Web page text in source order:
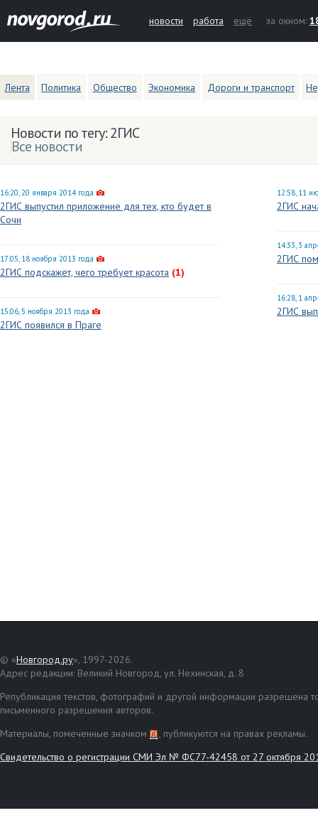
новости работа ещё за окном:
Лента Политика Общество Экономика Дороги и транспорт
Новости по тегу: 2ГИС
Все новости
16:20, 20 января 2014 года
2ГИС выпустил приложение для тех, кто будет в
Сочи
17:05, 18 ноября 2013 года
2ГИС подскажет, чего требует красота (1)
15:06, 5 ноября 2013 года
2ГИС появился в Праге
12:58, 11
2ГИС
14:33, 3
2ГИС
16:28, 1
2ГИС
© «Новгород.ру», 1997-2026.
Адрес редакции: Великий Новгород, ул. Нехинская, д. 8
Републикация текстов, фотографий и другой информации разрешена
письменного разрешения авторов.
Материалы, помеченные значком
, публикуются на правах рекламы.
Свидетельство о регистрации СМИ Эл № ФС77-42458 от 27 октября